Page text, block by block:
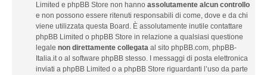
Limited e phpBB Store non hanno assolutamente alcun controllo
e non possono essere ritenuti responsabili di come, dove e da chi
viene utilizzata questa Board. È assolutamente inutile contattare
phpBB Limited o phpBB Store in relazione a qualsiasi questione
legale non direttamente collegata al sito phpBB.com, phpBB-
Italia.it o al software phpBB stesso. I messaggi di posta elettronica
inviati a phpBB Limited o a phpBB Store riguardanti l’uso da parte